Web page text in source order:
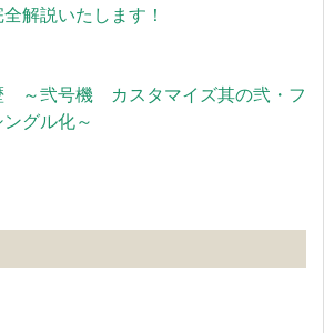
解説いたします！
～弐号機 カスタマイズ其の弐・フ
ングル化～